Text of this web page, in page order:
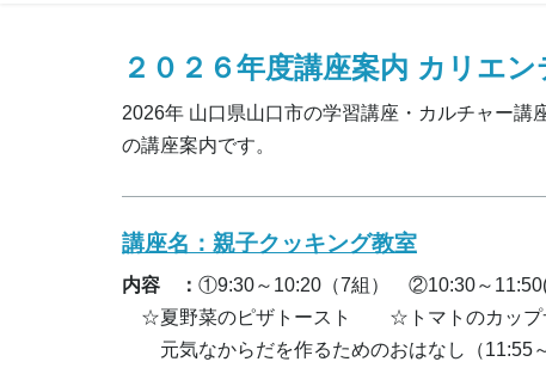
２０２６年度講座案内 カリエ
2026年 山口県山口市の学習講座・カルチャー講
の講座案内です。
講座名： 親子クッキング教室
内容 ： ①9:30～10:20（7組） ②10:30～
☆夏野菜のピザトースト ☆トマトのカップ
元気なからだを作るためのおはなし（